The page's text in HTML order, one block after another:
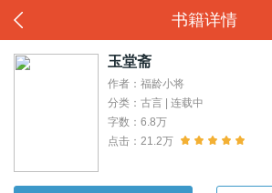
书籍详情
玉堂斋
作者：福龄小将
分类：古言 | 连载中
字数：6.8万
点击：21.2万